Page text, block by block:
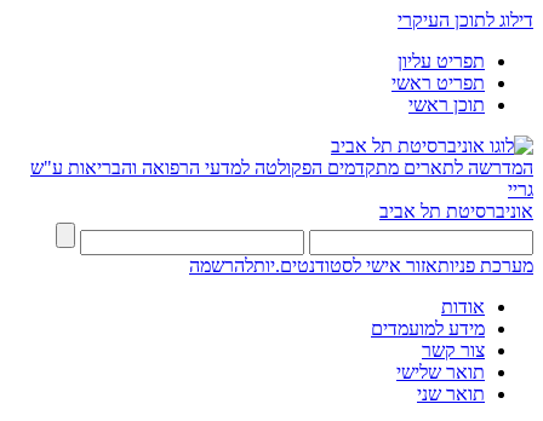
דילוג לתוכן העיקרי
תפריט עליון
תפריט ראשי
תוכן ראשי
המדרשה לתארים מתקדמים הפקולטה למדעי הרפואה והבריאות ע"ש
גריי
אוניברסיטת תל אביב
מערכת פניותאזור אישי לסטודנטים.יותלהרשמה
אודות
מידע למועמדים
צור קשר
תואר שלישי
תואר שני